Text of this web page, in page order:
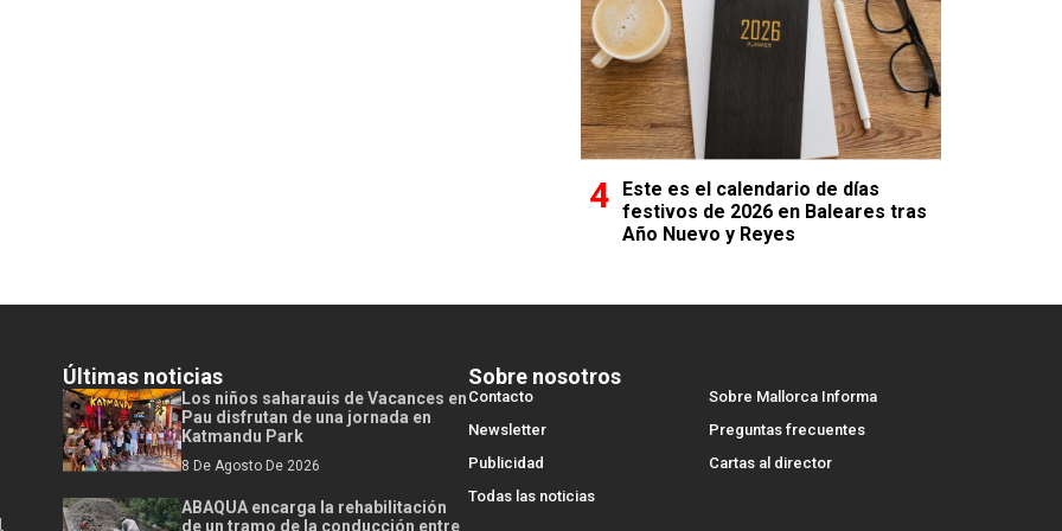
Este es el calendario de días
festivos de 2026 en Baleares tras
Año Nuevo y Reyes
Últimas noticias
Los niños saharauis de Vacances en
Pau disfrutan de una jornada en
Katmandu Park
8 De Agosto De 2026
ABAQUA encarga la rehabilitación
de un tramo de la conducción entre
Sobre nosotros
Contacto
Sobre Mallorca Informa
Newsletter
Preguntas frecuentes
Publicidad
Cartas al director
Todas las noticias